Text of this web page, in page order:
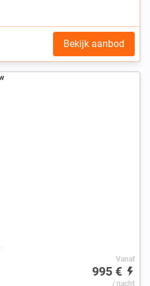
Bekijk aanbod
Vanaf
995 €
/ nacht